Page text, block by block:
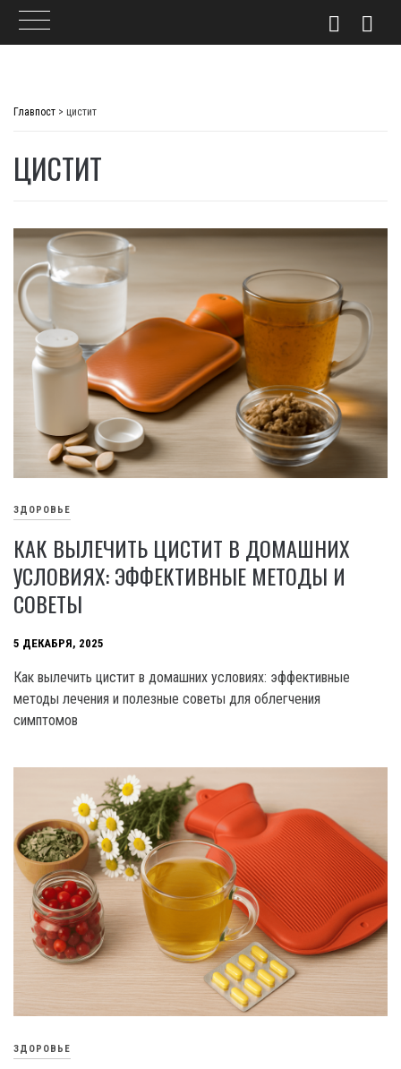
Главпост > цистит
ЦИСТИТ
ЗДОРОВЬЕ
КАК ВЫЛЕЧИТЬ ЦИСТИТ В ДОМАШНИХ
УСЛОВИЯХ: ЭФФЕКТИВНЫЕ МЕТОДЫ И
СОВЕТЫ
5 ДЕКАБРЯ, 2025
Как вылечить цистит в домашних условиях: эффективные
методы лечения и полезные советы для облегчения
симптомов
ЗДОРОВЬЕ